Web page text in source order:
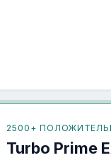
2500+
Turbo Prime